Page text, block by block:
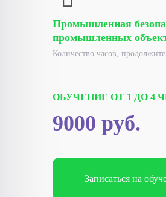
Промышленная
промышленных
Количество часов,
Записаться на
ОБУЧЕНИЕ ОТ 1 ДО 4
9000 руб.